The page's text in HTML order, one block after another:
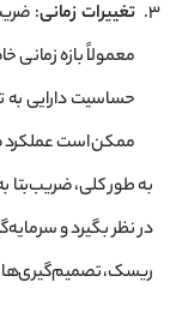
تغییرات زمانی:
معمولاً بازه زمانی
حساسیت دارایی به
ممکن است عملکرد
به طور کلی، ضریب‌بتا
در نظر بگیرد و
ریسک،